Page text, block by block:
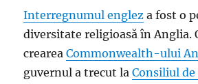
Interregnumul englez a fost o
diversitate religioasă în Anglia.
creareaCommonwealth-ului
guvernul a trecut laConsiliul